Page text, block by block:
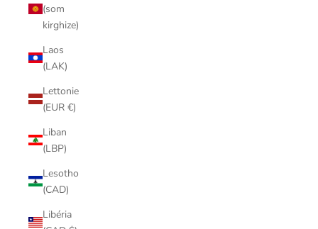
(som
kirghize)
Laos
(LAK)
Lettonie
(EUR €)
Liban
(LBP)
Lesotho
(CAD)
Libéria